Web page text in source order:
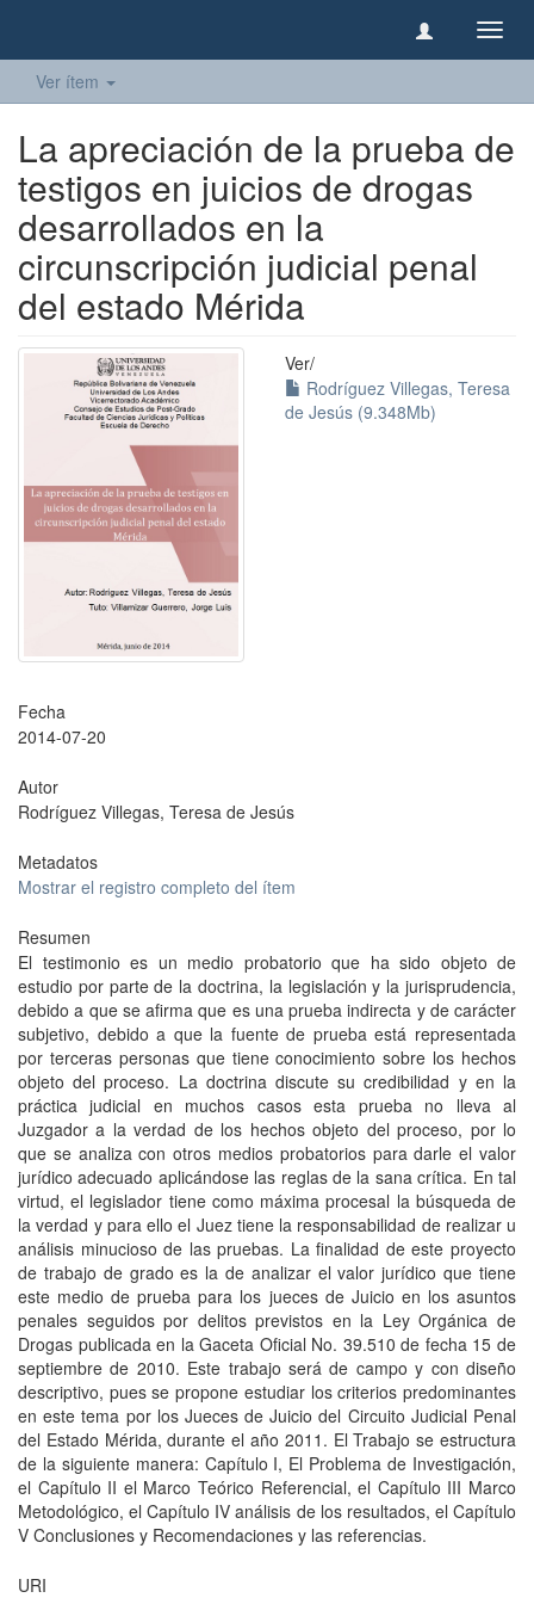
Ver ítem
La apreciación de la prueba de
testigos en juicios de drogas
desarrollados en la
circunscripción judicial penal
del estado Mérida
Ver/
Rodríguez Villegas, Teresa
de Jesús (9.348Mb)
Fecha
2014-07-20
Autor
Rodríguez Villegas, Teresa de Jesús
Metadatos
Mostrar el registro completo del ítem
Resumen
El testimonio es un medio probatorio que ha sido objeto de
estudio por parte de la doctrina, la legislación y la jurisprudencia,
debido a que se afirma que es una prueba indirecta y de carácter
subjetivo, debido a que la fuente de prueba está representada
por terceras personas que tiene conocimiento sobre los hechos
objeto del proceso. La doctrina discute su credibilidad y en la
práctica judicial en muchos casos esta prueba no lleva al
Juzgador a la verdad de los hechos objeto del proceso, por lo
que se analiza con otros medios probatorios para darle el valor
jurídico adecuado aplicándose las reglas de la sana crítica. En tal
virtud, el legislador tiene como máxima procesal la búsqueda de
la verdad y para ello el Juez tiene la responsabilidad de realizar u
análisis minucioso de las pruebas. La finalidad de este proyecto
de trabajo de grado es la de analizar el valor jurídico que tiene
este medio de prueba para los jueces de Juicio en los asuntos
penales seguidos por delitos previstos en la Ley Orgánica de
Drogas publicada en la Gaceta Oficial No. 39.510 de fecha 15 de
septiembre de 2010. Este trabajo será de campo y con diseño
descriptivo, pues se propone estudiar los criterios predominantes
en este tema por los Jueces de Juicio del Circuito Judicial Penal
del Estado Mérida, durante el año 2011. El Trabajo se estructura
de la siguiente manera: Capítulo I, El Problema de Investigación,
el Capítulo II el Marco Teórico Referencial, el Capítulo III Marco
Metodológico, el Capítulo IV análisis de los resultados, el Capítulo
V Conclusiones y Recomendaciones y las referencias.
URI